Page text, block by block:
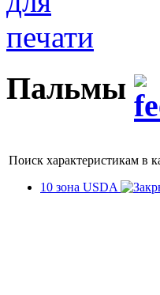
Пальмы
Поиск характеристикам в
10 зона USDA